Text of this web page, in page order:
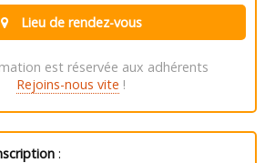
Lieu de rendez-vous
est réservée aux adhérents
Rejoins-nous vite !
: